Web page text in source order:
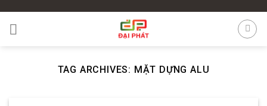
content
TAG ARCHIVES: MẶT DỰNG ALU